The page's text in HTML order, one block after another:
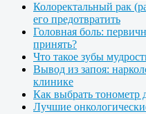
Колоректальный рак
его предотвратить
Головная боль:
принять?
Что такое зубы
Вывод из запоя:
клинике
Как выбрать тонометр
Лучшие